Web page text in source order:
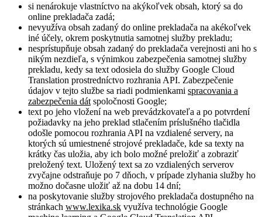
si nenárokuje vlastníctvo na akýkoľvek obsah, ktorý sa do
online prekladača zadá;
nevyužíva obsah zadaný do online prekladača na akékoľvek
iné účely, okrem poskytnutia samotnej služby prekladu;
nesprístupňuje obsah zadaný do prekladača verejnosti ani ho s
nikým nezdieľa, s výnimkou zabezpečenia samotnej služby
prekladu, kedy sa text odosiela do služby Google Cloud
Translation prostredníctvo rozhrania API. Zabezpečenie
údajov v tejto službe sa riadi podmienkami spracovania a
zabezpečenia dát spoločnosti Google;
text po jeho vložení na web prevádzkovateľa a po potvrdení
požiadavky na jeho preklad stlačením príslušného tlačidla
odošle pomocou rozhrania API na vzdialené servery, na
ktorých sú umiestnené strojové prekladače, kde sa texty na
krátky čas uložia, aby ich bolo možné preložiť a zobraziť
preložený text. Uložený text sa zo vzdialených serverov
zvyčajne odstraňuje po 7 dňoch, v prípade zlyhania služby ho
možno dočasne uložiť až na dobu 14 dní;
na poskytovanie služby strojového prekladača dostupného na
stránkach www.lexika.sk využíva technológie Google